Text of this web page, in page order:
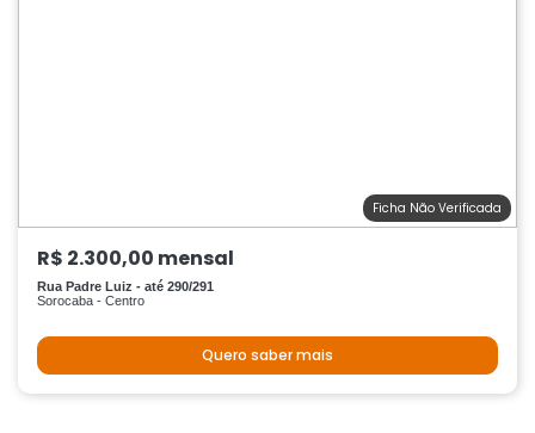
Ficha Não Verificada
R$ 2.300,00 mensal
Rua Padre Luiz - até 290/291
Sorocaba - Centro
Quero saber mais